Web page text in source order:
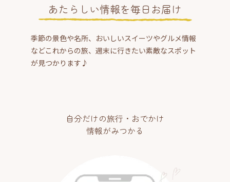
あたらしい情報を毎日お届け
季節の景色や名所、おいしいスイーツやグルメ情報
などこれからの旅、週末に行きたい素敵なスポット
が見つかります♪
自分だけの旅行・おでかけ
情報がみつかる